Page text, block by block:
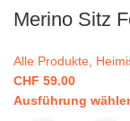
Merino Sitz
Alle Produkte
CHF 59.00
Ausführung